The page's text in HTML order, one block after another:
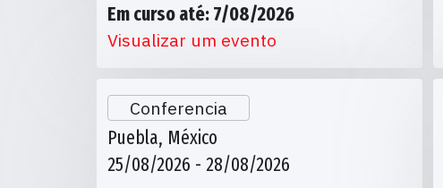
Em curso até: 7/08/2026
Visualizar um evento
Conferencia
Puebla, México
25/08/2026 - 28/08/2026